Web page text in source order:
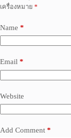
เครื่องหมาย *
Name *
Email *
Website
Add Comment *